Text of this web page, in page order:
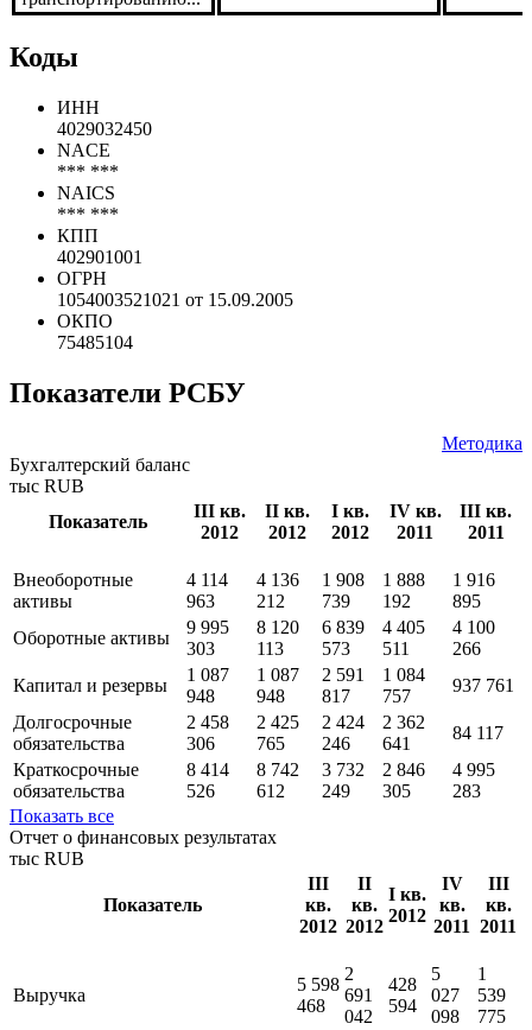
Коды
ИНН
4029032450
NACE
*** ***
NAICS
*** ***
КПП
402901001
ОГРН
1054003521021 от 15.09.2005
ОКПО
75485104
Показатели РСБУ
Методика
Бухгалтерский баланс
тыс RUB
Показатель
III кв.
2012
II кв.
2012
I кв.
2012
IV кв.
2011
III кв.
2011
Внеоборотные
активы
4 114
963
4 136
212
1 908
739
1 888
192
1 916
895
Оборотные активы
9 995
303
8 120
113
6 839
573
4 405
511
4 100
266
Капитал и резервы
1 087
948
1 087
948
2 591
817
1 084
757
937 761
Долгосрочные
обязательства
2 458
306
2 425
765
2 424
246
2 362
641
84 117
Краткосрочные
обязательства
8 414
526
8 742
612
3 732
249
2 846
305
4 995
283
Показать все
Отчет о финансовых результатах
тыс RUB
Показатель
III
кв.
2012
II
кв.
2012
I кв.
2012
IV
кв.
2011
III
кв.
2011
Выручка
5 598
468
2
691
042
428
594
5
027
098
1
539
775